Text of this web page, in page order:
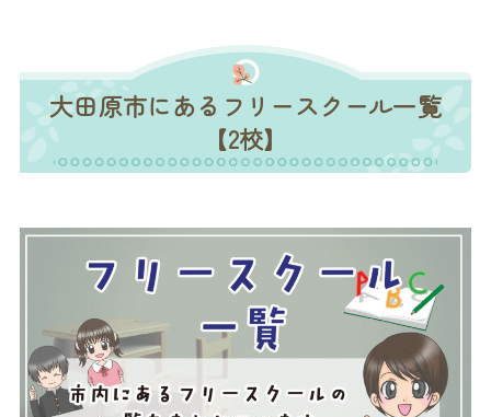
大田原市にあるフリースクール一覧
【2校】